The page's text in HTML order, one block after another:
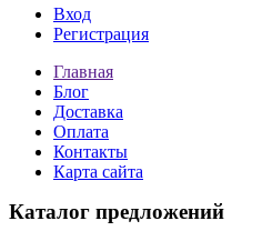
Вход
Регистрация
Главная
Блог
Доставка
Оплата
Контакты
Карта сайта
Каталог предложений